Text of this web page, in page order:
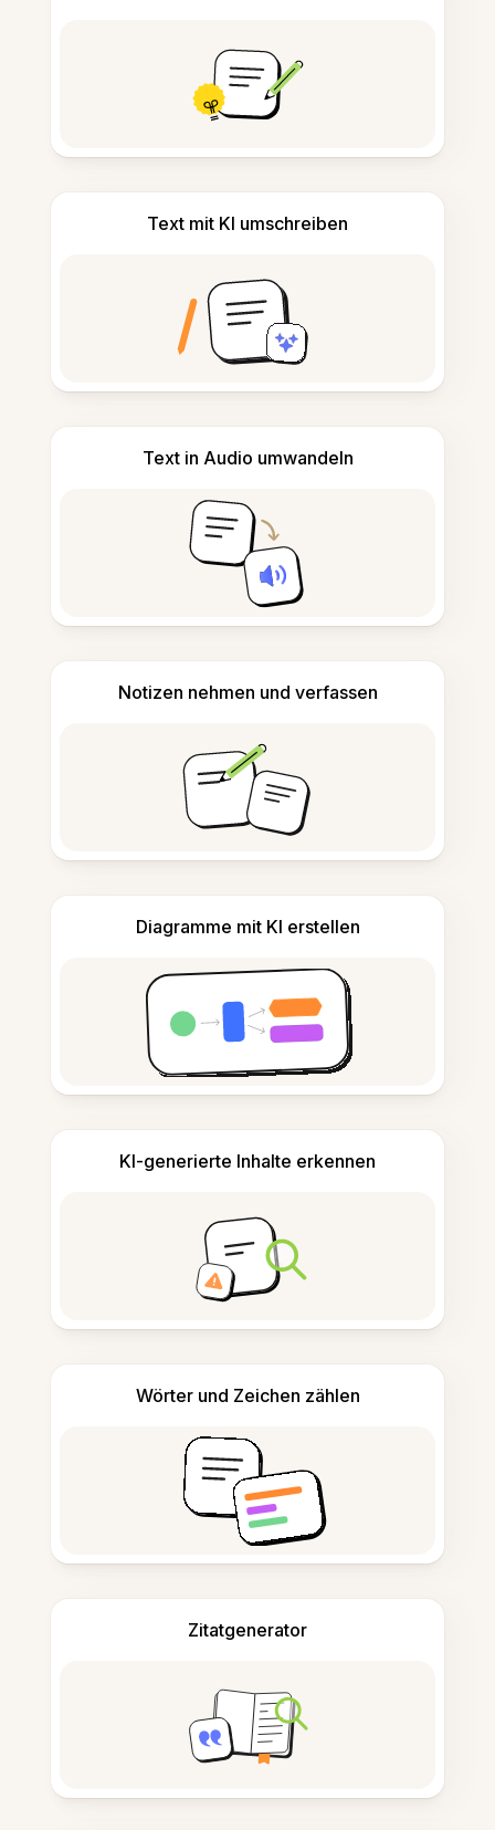
Text mit KI umschreiben
Text in Audio umwandeln
Notizen nehmen und verfassen
Diagramme mit KI erstellen
KI-generierte Inhalte erkennen
Wörter und Zeichen zählen
Zitatgenerator